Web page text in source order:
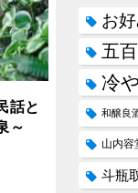
話と
～
お
五
冷
和醸良
山内容
斗瓶